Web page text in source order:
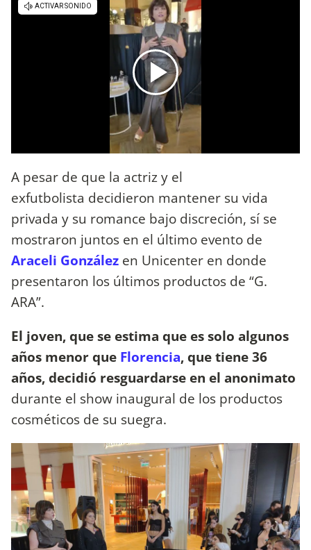
A pesar de que la actriz y el
exfutbolista decidieron mantener su vida
privada y su romance bajo discreción, sí se
mostraron juntos en el último evento de
Araceli González en Unicenter en donde
presentaron los últimos productos de “G.
ARA”.
El joven, que se estima que es solo algunos
años menor que Florencia, que tiene 36
años, decidió resguardarse en el anonimato
durante el show inaugural de los productos
cosméticos de su suegra.